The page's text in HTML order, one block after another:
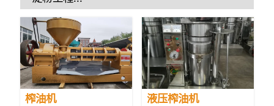
榨油机 液压榨油机